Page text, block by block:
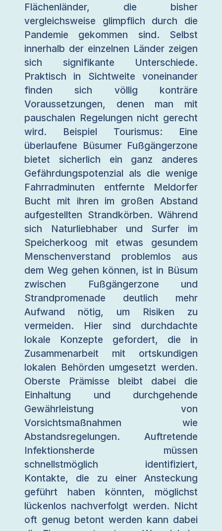
Flächenländer, die bisher
vergleichsweise glimpflich durch die
Pandemie gekommen sind. Selbst
innerhalb der einzelnen Länder zeigen
sich signifikante Unterschiede.
Praktisch in Sichtweite voneinander
finden sich völlig konträre
Voraussetzungen, denen man mit
pauschalen Regelungen nicht gerecht
wird. Beispiel Tourismus: Eine
überlaufene Büsumer Fußgängerzone
bietet sicherlich ein ganz anderes
Gefährdungspotenzial als die wenige
Fahrradminuten entfernte Meldorfer
Bucht mit ihren im großen Abstand
aufgestellten Strandkörben. Während
sich Naturliebhaber und Surfer im
Speicherkoog mit etwas gesundem
Menschenverstand problemlos aus
dem Weg gehen können, ist in Büsum
zwischen Fußgängerzone und
Strandpromenade deutlich mehr
Aufwand nötig, um Risiken zu
vermeiden. Hier sind durchdachte
lokale Konzepte gefordert, die in
Zusammenarbeit mit ortskundigen
lokalen Behörden umgesetzt werden.
Oberste Prämisse bleibt dabei die
Einhaltung und durchgehende
Gewährleistung von
Vorsichtsmaßnahmen wie
Abstandsregelungen. Auftretende
Infektionsherde müssen
schnellstmöglich identifiziert,
Kontakte, die zu einer Ansteckung
geführt haben könnten, möglichst
lückenlos nachverfolgt werden. Nicht
oft genug betont werden kann dabei